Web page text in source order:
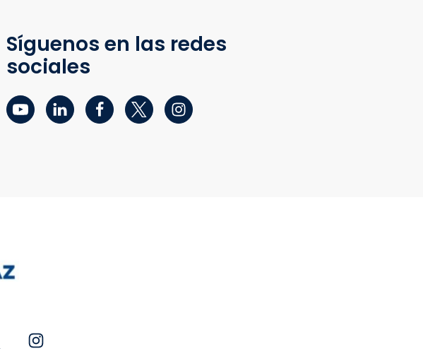
Síguenos en las redes
sociales